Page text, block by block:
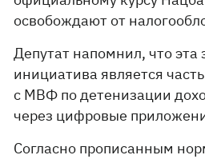
освобождают от
Депутат напомнил, что эта
инициатива является
с МВФ по детенизации
через цифровые
Согласно прописанным